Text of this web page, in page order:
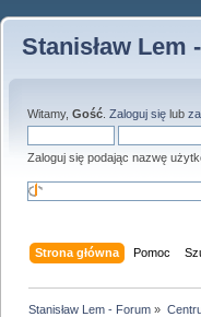
Stanisław Lem
Witamy, Gość Zaloguj się lub
Zaloguj się podając nazwę
Strona główna Pomoc
Stanisław Lem - Forum »